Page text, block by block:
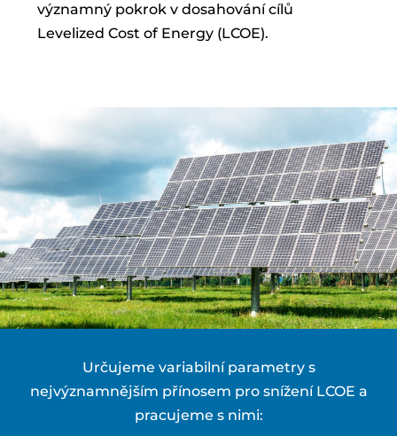
významný pokrok v dosahování cílů
Levelized Cost of Energy (LCOE).
Určujeme variabilní parametry s
nejvýznamnějším přínosem pro snížení LCOE a
pracujeme s nimi: